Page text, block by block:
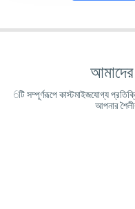
6টি সম্পূর্ণরূপে কাস্টমাইজযোগ্য
আপনার